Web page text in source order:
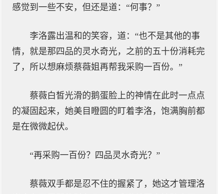
感觉到一些不安，但还是道：“何事？”
李洛露出温和的笑容，道：“也不是其他的事
情，就是那四品的灵水奇光，之前的五十份消耗完
了，所以想麻烦蔡薇姐再帮我采购一百份。”
蔡薇白皙光滑的鹅蛋脸上的神情在此时一点点
的凝固起来，她美目瞪圆的盯着李洛，饱满胸前都
是在微微起伏。
“再采购一百份？四品灵水奇光？”
蔡薇双手都是忍不住的握紧了，她这才管理洛